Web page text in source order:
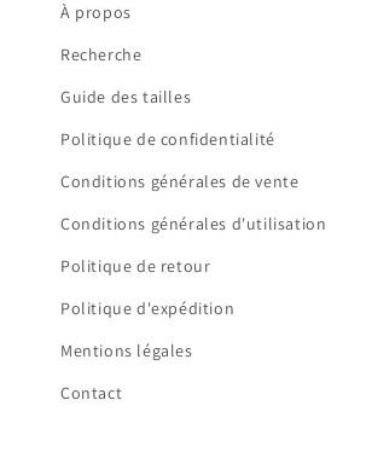
À propos
Recherche
Guide des tailles
Politique de confidentialité
Conditions générales de vente
Conditions générales d'utilisation
Politique de retour
Politique d'expédition
Mentions légales
Contact